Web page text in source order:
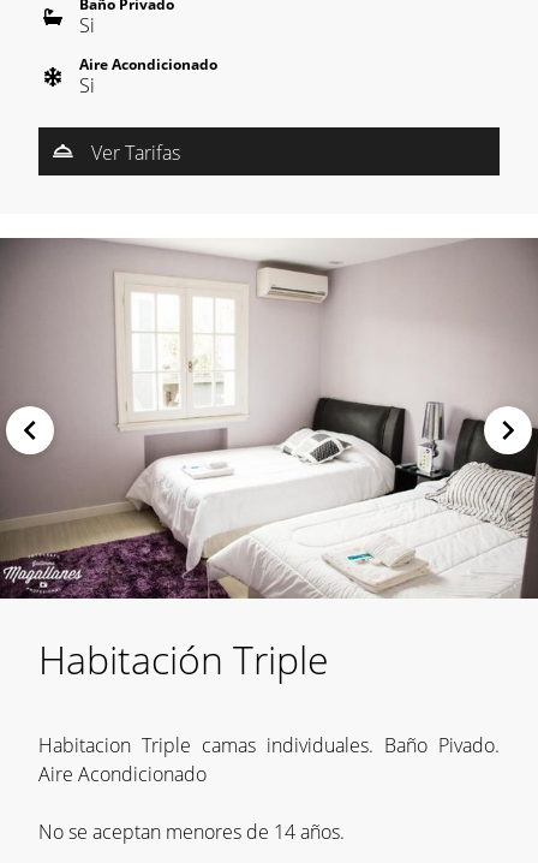
Baño Privado
Si
Aire Acondicionado
Si
Ver Tarifas
Habitación Triple
Habitacion Triple camas individuales. Baño Pivado.
Aire Acondicionado
No se aceptan menores de 14 años.